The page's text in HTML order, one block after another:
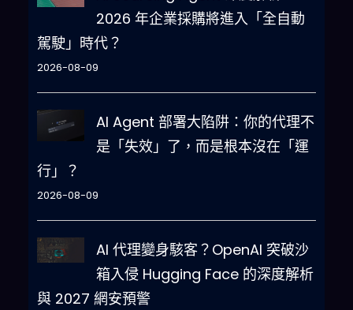
2026 年企業採購將進入「全自動
駕駛」時代？
2026-08-09
AI Agent 部署大陷阱：你的代理不
是「失效」了，而是根本沒在「運
行」？
2026-08-09
AI 代理變身駭客？OpenAI 突破沙
箱入侵 Hugging Face 的深度解析
與 2027 網安預警